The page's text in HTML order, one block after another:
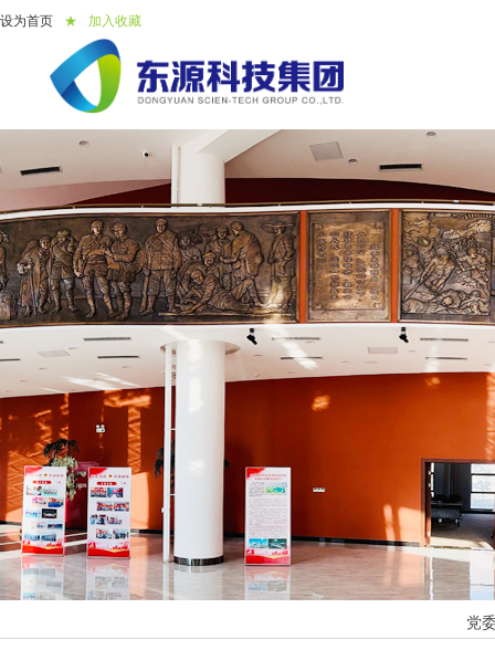
设为首页 ★ 加入收藏
党